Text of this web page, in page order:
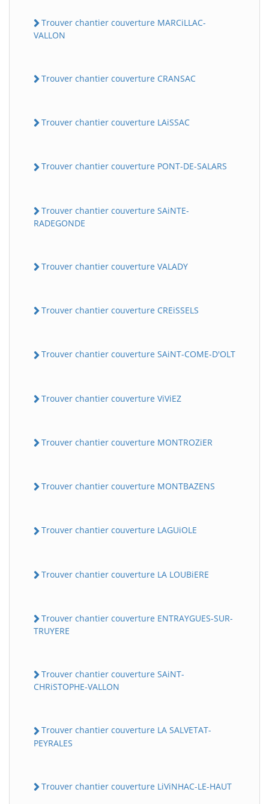
Trouver chantier couverture MARCiLLAC-
VALLON
Trouver chantier couverture CRANSAC
Trouver chantier couverture LAiSSAC
Trouver chantier couverture PONT-DE-SALARS
Trouver chantier couverture SAiNTE-
RADEGONDE
Trouver chantier couverture VALADY
Trouver chantier couverture CREiSSELS
Trouver chantier couverture SAiNT-COME-D'OLT
Trouver chantier couverture ViViEZ
Trouver chantier couverture MONTROZiER
Trouver chantier couverture MONTBAZENS
Trouver chantier couverture LAGUiOLE
Trouver chantier couverture LA LOUBiERE
Trouver chantier couverture ENTRAYGUES-SUR-
TRUYERE
Trouver chantier couverture SAiNT-
CHRiSTOPHE-VALLON
Trouver chantier couverture LA SALVETAT-
PEYRALES
Trouver chantier couverture LiViNHAC-LE-HAUT